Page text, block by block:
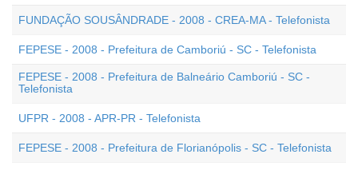
FUNDAÇÃO SOUSÂNDRADE - 2008 - CREA-MA - Telefonista
FEPESE - 2008 - Prefeitura de Camboriú - SC - Telefonista
FEPESE - 2008 - Prefeitura de Balneário Camboriú - SC -
Telefonista
UFPR - 2008 - APR-PR - Telefonista
FEPESE - 2008 - Prefeitura de Florianópolis - SC - Telefonista